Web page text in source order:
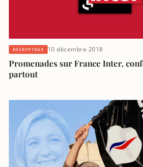
DÉCRYPTAGE 10 décembre 2018
Promenades sur France Inter,
partout